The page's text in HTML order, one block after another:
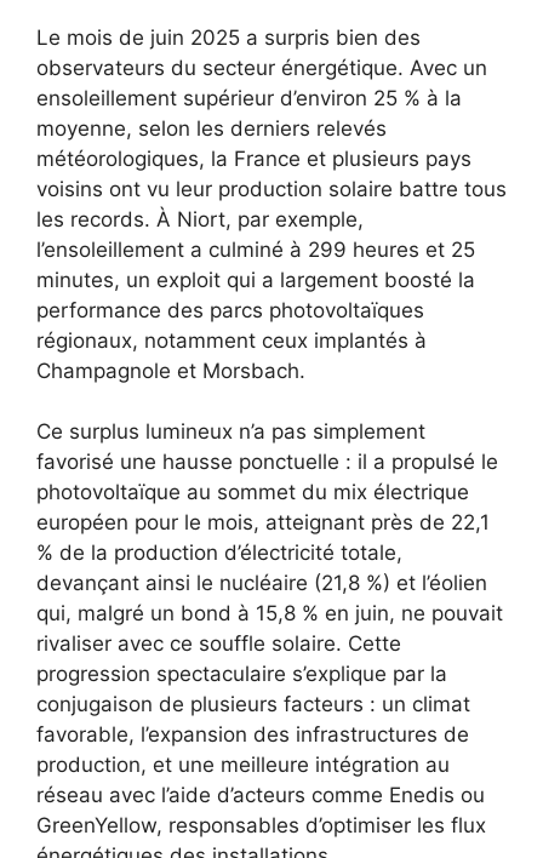
Le mois de juin 2025 a surpris bien des
observateurs du secteur énergétique. Avec un
ensoleillement supérieur d’environ 25 % à la
moyenne, selon les derniers relevés
météorologiques, la France et plusieurs pays
voisins ont vu leur production solaire battre tous
les records. À Niort, par exemple,
l’ensoleillement a culminé à 299 heures et 25
minutes, un exploit qui a largement boosté la
performance des parcs photovoltaïques
régionaux, notamment ceux implantés à
Champagnole et Morsbach.
Ce surplus lumineux n’a pas simplement
favorisé une hausse ponctuelle : il a propulsé le
photovoltaïque au sommet du mix électrique
européen pour le mois, atteignant près de 22,1
% de la production d’électricité totale,
devançant ainsi le nucléaire (21,8 %) et l’éolien
qui, malgré un bond à 15,8 % en juin, ne pouvait
rivaliser avec ce souffle solaire. Cette
progression spectaculaire s’explique par la
conjugaison de plusieurs facteurs : un climat
favorable, l’expansion des infrastructures de
production, et une meilleure intégration au
réseau avec l’aide d’acteurs comme Enedis ou
GreenYellow, responsables d’optimiser les flux